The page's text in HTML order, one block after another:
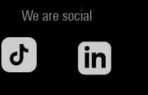
We are social